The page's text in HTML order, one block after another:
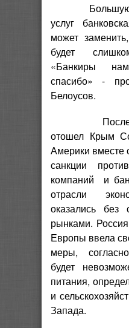
Большую
услуг
может
будет
«Банкиры
спасибо» -
Белоусов.
После
отошел Крым
Америки вместе
санкции
компаний и
отрасли
оказались
рынками.
Европы ввела
меры,
будет
питания,
и
Запада.